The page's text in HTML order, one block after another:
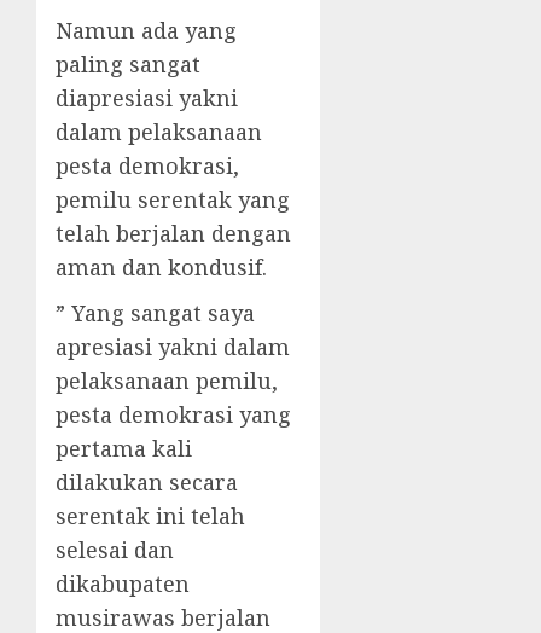
Namun ada yang
paling sangat
diapresiasi yakni
dalam pelaksanaan
pesta demokrasi,
pemilu serentak yang
telah berjalan dengan
aman dan kondusif.
” Yang sangat saya
apresiasi yakni dalam
pelaksanaan pemilu,
pesta demokrasi yang
pertama kali
dilakukan secara
serentak ini telah
selesai dan
dikabupaten
musirawas berjalan